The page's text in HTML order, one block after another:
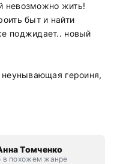
невозможно жить!
быт и найти
поджидает.. новый
неунывающая героиня,
Томченко
в похожем жанре